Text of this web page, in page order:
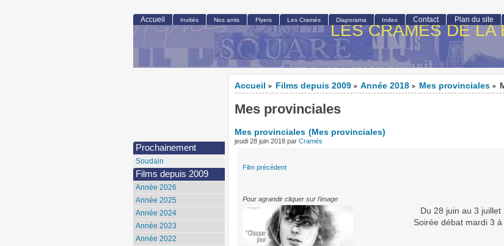
LES CRAMÉS DE LA
Accueil > Films depuis 2009 > Année 2018 > Mes provinciales >
Mes provinciales
Mes provinciales (Mes provinciales)
jeudi 28 juin 2018 par Cramés
Film précédent
Pour agrandir cliquer sur l’image
Du 28 juin au 3 juillet
Soirée débat mardi 3
Accueil Invités Nos amis Flyers Les Cramés Diaporama Index Contact Plan du site
Prochainement
Soudain
Films depuis 2009
Année 2026
Année 2025
Année 2024
Année 2023
Année 2022